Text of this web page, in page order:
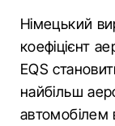
Німецький
коефіцієнт
EQS
найбільш
автомобілем